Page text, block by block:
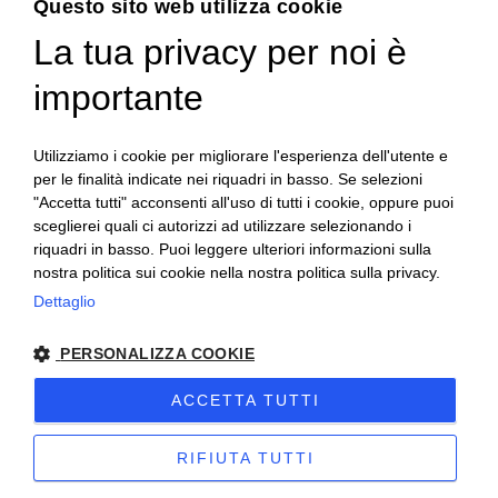
Copyright 2020© Regali Digusto è un marchio di Olio
Becchis di Becchis Danilo - Via Sommariva, 31/2/B -
10022 Carmagnola (TO) - PIVA 07980320019
etinet.it
Questo sito web utilizza cookie
La tua privacy per noi è
importante
Utilizziamo i cookie per migliorare l'esperienza dell'utente e
per le finalità indicate nei riquadri in basso. Se selezioni
"Accetta tutti" acconsenti all'uso di tutti i cookie, oppure puoi
sceglierei quali ci autorizzi ad utilizzare selezionando i
riquadri in basso. Puoi leggere ulteriori informazioni sulla
nostra politica sui cookie nella nostra politica sulla privacy.
Dettaglio
PERSONALIZZA COOKIE
ACCETTA TUTTI
RIFIUTA TUTTI